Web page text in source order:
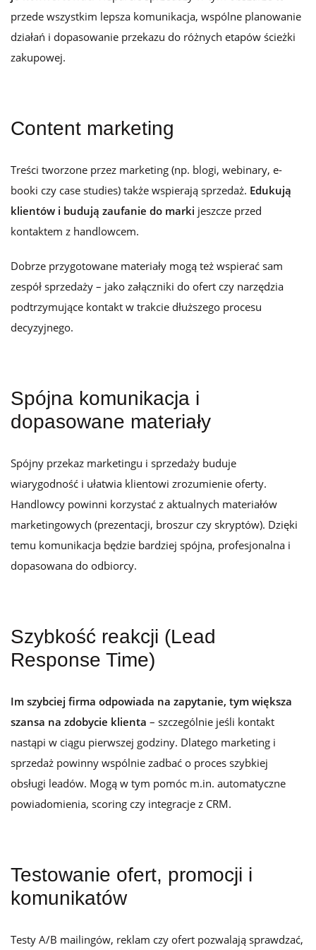
przede wszystkim lepsza komunikacja, wspólne planowanie
działań i dopasowanie przekazu do różnych etapów ścieżki
zakupowej.
Content marketing
Treści tworzone przez marketing (np. blogi, webinary, e-
booki czy case studies) także wspierają sprzedaż. Edukują
klientów i budują zaufanie do marki jeszcze przed
kontaktem z handlowcem.
Dobrze przygotowane materiały mogą też wspierać sam
zespół sprzedaży – jako załączniki do ofert czy narzędzia
podtrzymujące kontakt w trakcie dłuższego procesu
decyzyjnego.
Spójna komunikacja i
dopasowane materiały
Spójny przekaz marketingu i sprzedaży buduje
wiarygodność i ułatwia klientowi zrozumienie oferty.
Handlowcy powinni korzystać z aktualnych materiałów
marketingowych (prezentacji, broszur czy skryptów). Dzięki
temu komunikacja będzie bardziej spójna, profesjonalna i
dopasowana do odbiorcy.
Szybkość reakcji (Lead
Response Time)
Im szybciej firma odpowiada na zapytanie, tym większa
szansa na zdobycie klienta – szczególnie jeśli kontakt
nastąpi w ciągu pierwszej godziny. Dlatego marketing i
sprzedaż powinny wspólnie zadbać o proces szybkiej
obsługi leadów. Mogą w tym pomóc m.in. automatyczne
powiadomienia, scoring czy integracje z CRM.
Testowanie ofert, promocji i
komunikatów
Testy A/B mailingów, reklam czy ofert pozwalają sprawdzać,